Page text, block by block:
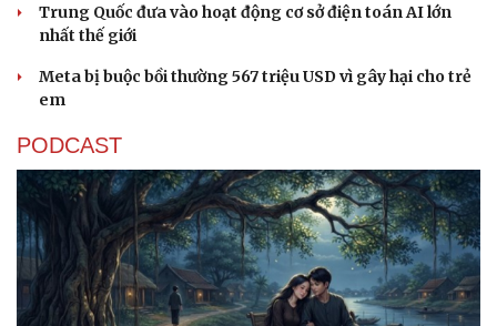
Trung Quốc đưa vào hoạt động cơ sở điện toán AI lớn
nhất thế giới
Meta bị buộc bồi thường 567 triệu USD vì gây hại cho trẻ
em
PODCAST